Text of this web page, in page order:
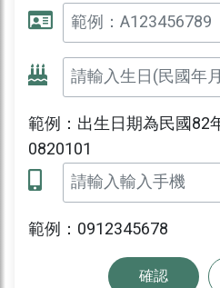
範例：出生日期為民國82
0820101
範例：0912345678
確認